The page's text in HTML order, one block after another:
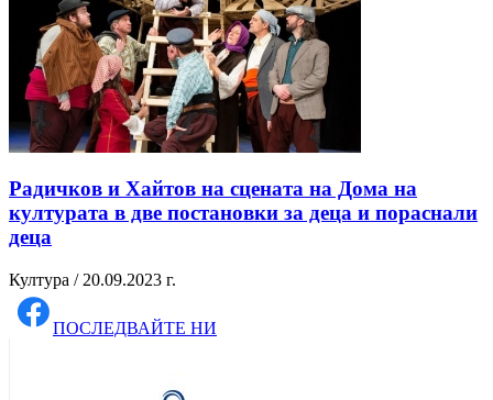
Радичков и Хайтов на сцената на Дома на
културата в две постановки за деца и пораснали
деца
Култура / 20.09.2023 г.
ПОСЛЕДВАЙТЕ НИ